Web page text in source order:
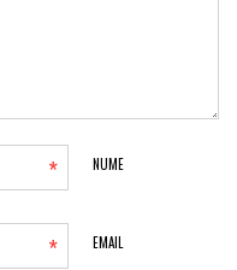
NUME
*
EMAIL
*